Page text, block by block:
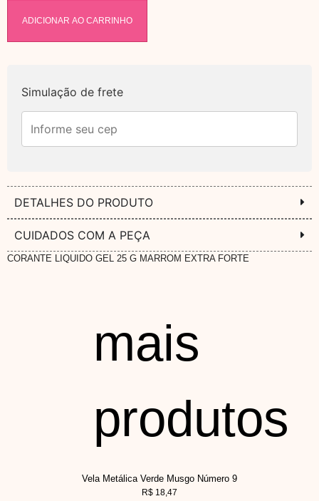
ADICIONAR AO CARRINHO
Simulação de frete
DETALHES DO PRODUTO
CUIDADOS COM A PEÇA
CORANTE LIQUIDO GEL 25 G MARROM EXTRA FORTE
mais
produtos
Vela Metálica Verde Musgo Número 9
R$ 18,47